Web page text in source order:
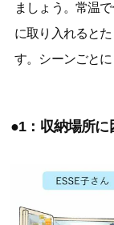
ましょう。常温
に取り入れると
す。シーンごとに
●1：収納場所に